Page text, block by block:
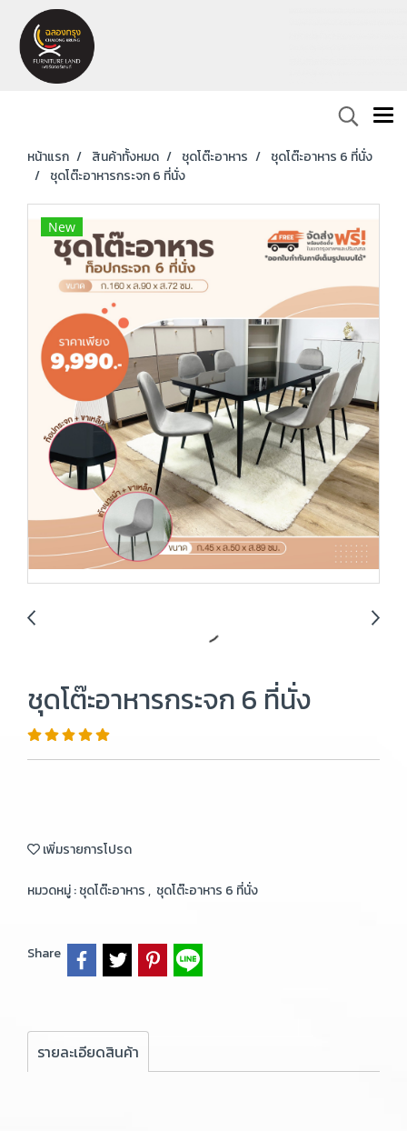
หน้าแรก สินค้าทั้งหมด ชุดโต๊ะอาหาร
ชุดโต๊ะอาหาร 6 ที่นั่ง
ชุดโต๊ะอาหารกระจก 6 ที่นั่ง
New
ชุดโต๊ะอาหารกระจก 6 ที่นั่ง
เพิ่มรายการโปรด
หมวดหมู่ :ชุดโต๊ะอาหาร, ชุดโต๊ะอาหาร 6 ที่นั่ง
Share
รายละเอียดสินค้า